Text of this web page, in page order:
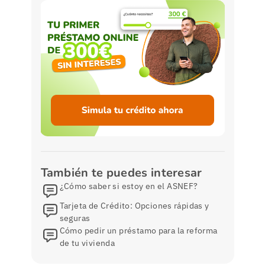
También te puedes interesar
¿Cómo saber si estoy en el ASNEF?
Tarjeta de Crédito: Opciones rápidas y
seguras
Cómo pedir un préstamo para la reforma
de tu vivienda